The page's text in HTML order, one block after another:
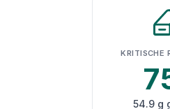
KRITISCHE
54.9 g